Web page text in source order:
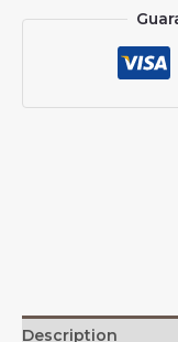
delle
donna
Description